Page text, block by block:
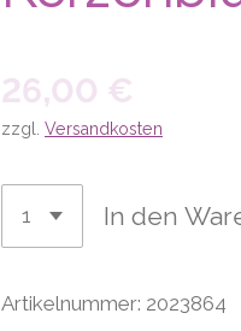
26,00 €
zzgl. Versandkosten
In den
Artikelnummer: 2023864